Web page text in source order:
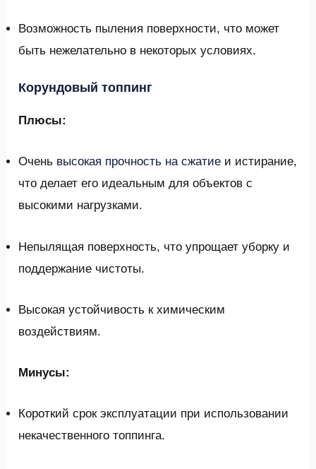
Возможность пыления поверхности, что может
быть нежелательно в некоторых условиях.
Корундовый топпинг
Плюсы:
Очень высокая прочность на сжатие и истирание,
что делает его идеальным для объектов с
высокими нагрузками.
Непылящая поверхность, что упрощает уборку и
поддержание чистоты.
Высокая устойчивость к химическим
воздействиям.
Минусы:
Короткий срок эксплуатации при использовании
некачественного топпинга.